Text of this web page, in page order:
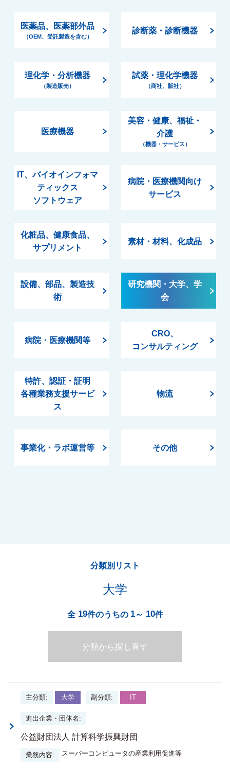
医薬品、医薬部外品
（OEM、受託製造を含む）
診断薬・診断機器
理化学・分析機器
（製造販売）
試薬・理化学機器
（商社、販社）
医療機器
美容・健康、福祉・
介護
（機器・サービス）
IT、バイオインフォマ
ティックス
ソフトウェア
病院・医療機関向け
サービス
化粧品、健康食品、
サプリメント
素材・材料、化成品
設備、部品、製造技
術
研究機関・大学、学
会
病院・医療機関等
CRO、
コンサルティング
特許、認証・証明
各種業務支援サービ
ス
物流
事業化・ラボ運営等 その他
分類別リスト
大学
全19件のうちの 1～ 10件
分類から探し直す
大学 IT
公益財団法人 計算科学振興財団
スーパーコンピュータの産業利用促進等